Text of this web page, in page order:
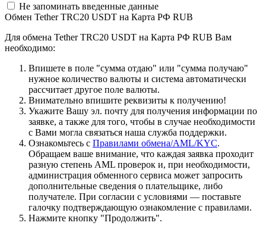
Не запоминать введенные данные
Обмен Tether TRC20 USDT на Карта РФ RUB
Для обмена Tether TRC20 USDT на Карта РФ RUB Вам
необходимо:
Впишете в поле "сумма отдаю" или "сумма получаю"
нужное количество валюты и система автоматически
рассчитает другое поле валюты.
Внимательно впишите реквизиты к получению!
Укажите Вашу эл. почту для получения информации по
заявке, а также для того, чтобы в случае необходимости
с Вами могла связаться наша служба поддержки.
Ознакомьтесь с Правилами обмена/AML/KYC.
Обращаем ваше внимание, что каждая заявка проходит
разную степень AML проверок и, при необходимости,
администрация обменного сервиса может запросить
дополнительные сведения о плательщике, либо
получателе. При согласии с условиями — поставьте
галочку подтверждающую ознакомление с правилами.
Нажмите кнопку "Продолжить".